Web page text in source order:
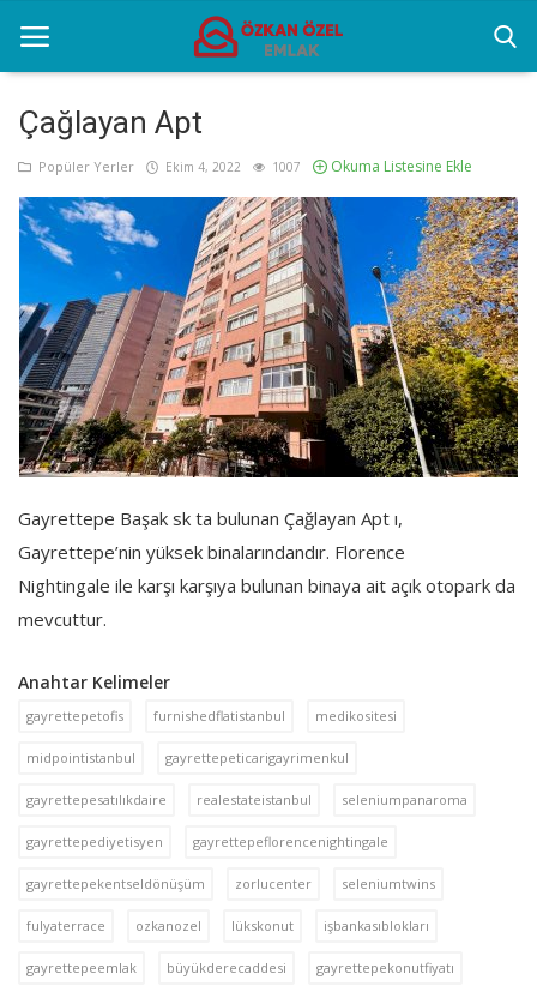
Anasayfa
Popüler Yerler
Gayrettepe Projeler
Genel
Galeri
İletişim
Türkçe
Çağlayan Apt
Popüler Yerler Ekim 4, 2022 1007 Okuma Listesine Ekle
Gayrettepe Başak sk ta bulunan Çağlayan Apt ı,
Gayrettepe’nin yüksek binalarındandır. Florence
Nightingale ile karşı karşıya bulunan binaya ait açık otopark da
mevcuttur.
Anahtar Kelimeler
gayrettepetofis furnishedflatistanbul medikositesi
midpointistanbul gayrettepeticarigayrimenkul
gayrettepesatılıkdaire realestateistanbul seleniumpanaroma
gayrettepediyetisyen gayrettepeflorencenightingale
gayrettepekentseldönüşüm zorlucenter seleniumtwins
fulyaterrace ozkanozel lükskonut işbankasıblokları
gayrettepeemlak büyükderecaddesi gayrettepekonutfiyatı